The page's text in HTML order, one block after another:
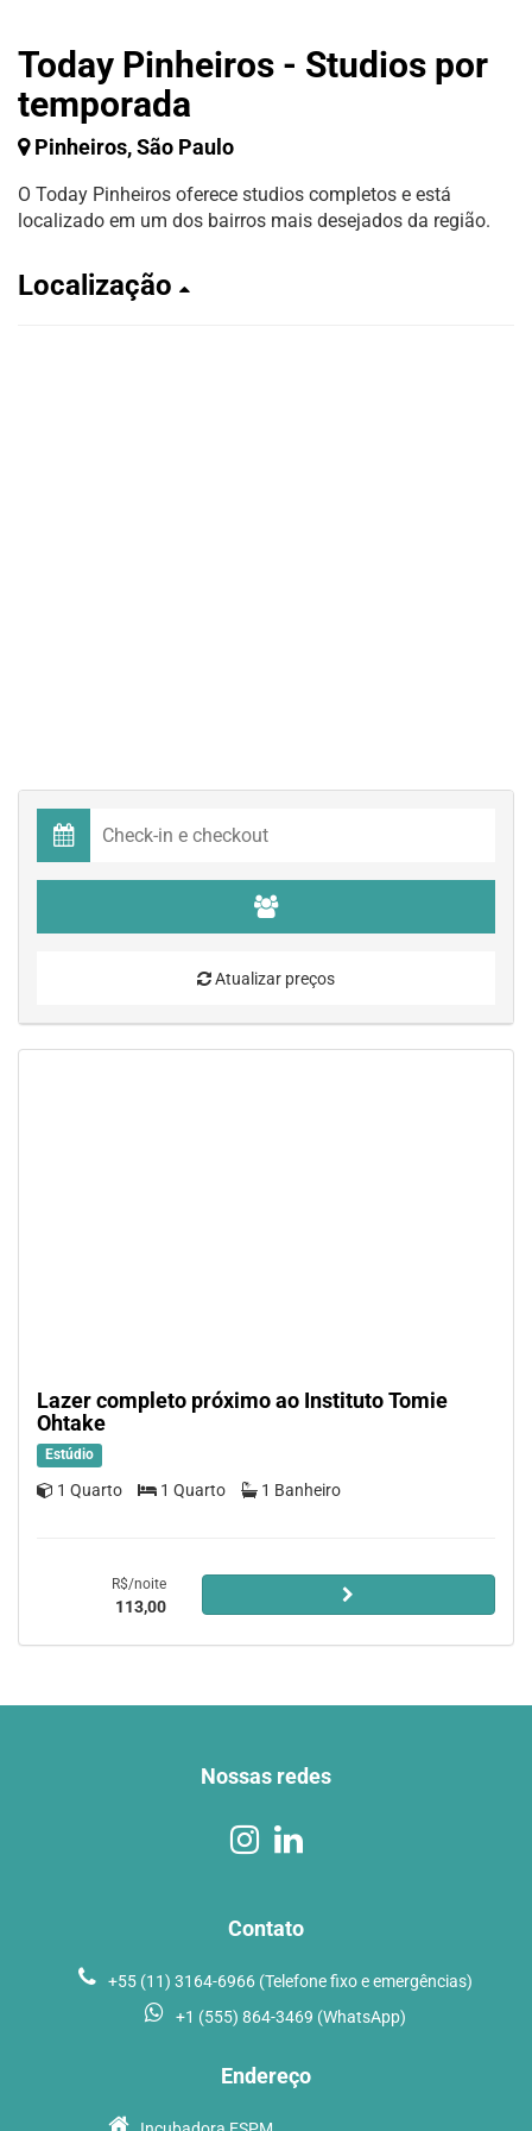
Today Pinheiros - Studios por
temporada
Pinheiros, São Paulo
O Today Pinheiros oferece studios completos e está
localizado em um dos bairros mais desejados da região.
Localização
Atualizar preços
Lazer completo próximo ao Instituto Tomie
Ohtake
Estúdio
1 Quarto 1 Quarto 1 Banheiro
R$/noite
113,00
Nossas redes
Contato
+55 (11) 3164-6966 (Telefone fixo e emergências)
+1 (555) 864-3469 (WhatsApp)
Endereço